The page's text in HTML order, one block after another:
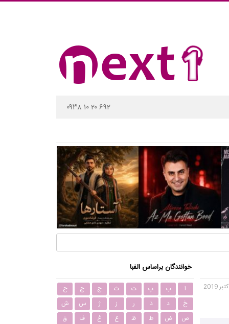
۰۹۳۸ ۱۰ ۲۰ ۶۹۲
خوانندگان براساس الفبا
ا ب پ ت ث ج چ
ح
خ
د ذ ر ز ژ س
ش
ص
ض ط ظ ع غ ف
ق